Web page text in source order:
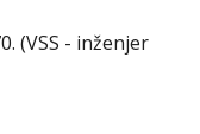
(VSS - inženjer